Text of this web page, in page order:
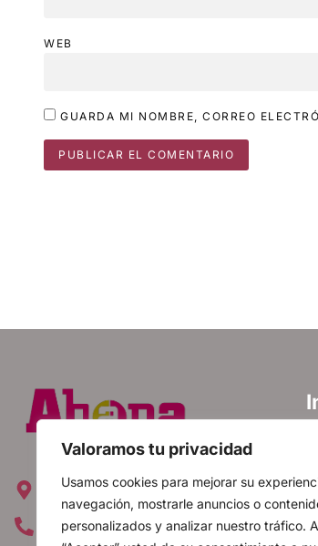
Valoramos tu privacidad
Usamos cookies para mejorar su
navegación, mostrarle anuncios o
personalizados y analizar nuestro tráfico.
WEB
GUARDA MI NOMBRE, CORREO
Avda. Emperatriz Isabel, 12 28019
Madrid, España
+34 91 560 20 88